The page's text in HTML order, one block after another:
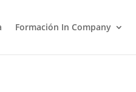
Formación In Company